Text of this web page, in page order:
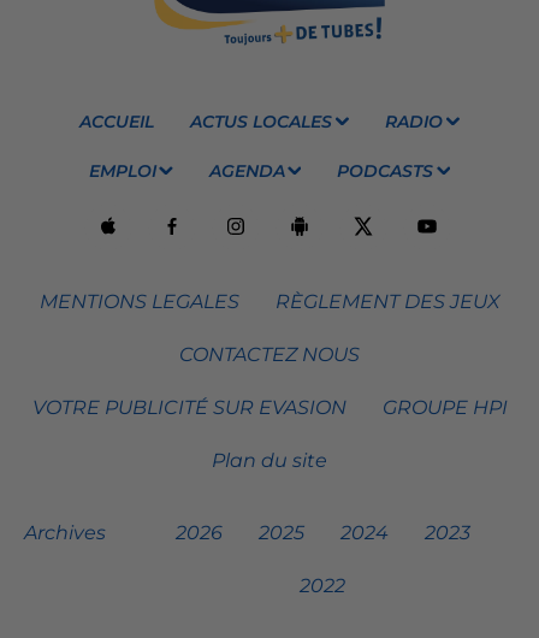
ACCUEIL ACTUS LOCALES RADIO
EMPLOI AGENDA PODCASTS
MENTIONS LEGALES RÈGLEMENT DES JEUX
CONTACTEZ NOUS
VOTRE PUBLICITÉ SUR EVASION GROUPE HPI
Plan du site
Archives 2026 2025 2024 2023
2022